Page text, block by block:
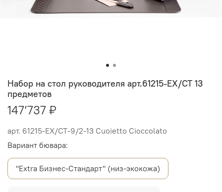
арт. 61215-EX/СТ-9/2-13 Cuoietto Cioccolato
Набор на стол руководителя арт.61215-EX/СТ 13
предметов
147’737 ₽
Вариант бювара:
"Extra Бизнес-Стандарт" (низ-экокожа)